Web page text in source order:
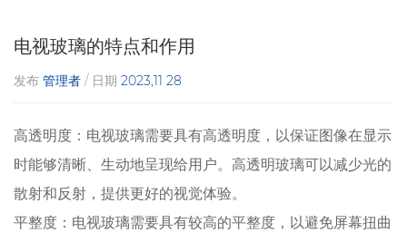
电视玻璃的特点和作用
发布 管理者 / 日期 2023,11 28
高透明度：电视玻璃需要具有高透明度，以保证图像在显示
时能够清晰、生动地呈现给用户。高透明玻璃可以减少光的
散射和反射，提供更好的视觉体验。
平整度：电视玻璃需要具有较高的平整度，以避免屏幕扭曲